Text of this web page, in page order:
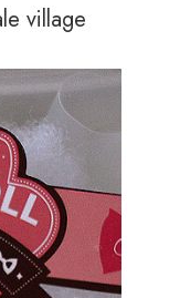
village